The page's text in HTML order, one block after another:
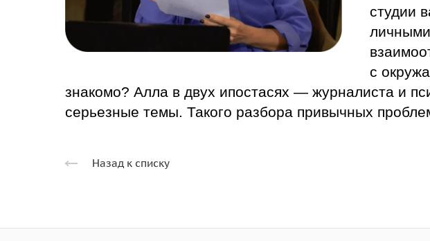
студии
с
знакомо? Алла в двух ипостасях — журналиста и
серьезные темы. Такого разбора привычных
Назад к списку